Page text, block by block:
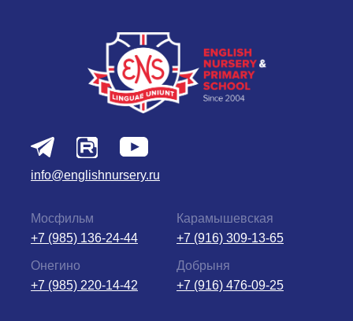
info@englishnursery.ru
+7 (916) 476-09-25
Добрыня
+7 (916) 309-13-65
Карамышевская
+7 (985) 220-14-42
Онегино
+7 (985) 136-24-44
Мосфильм